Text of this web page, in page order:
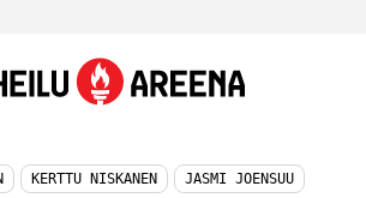
KERTTU NISKANEN JASMI JOENSUU